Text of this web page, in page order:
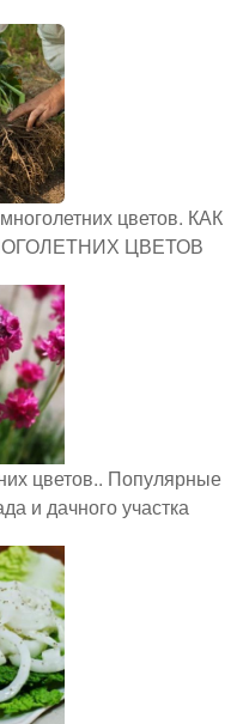
цветов. КАК
ЦВЕТОВ
цветов.. Популярные
и дачного участка